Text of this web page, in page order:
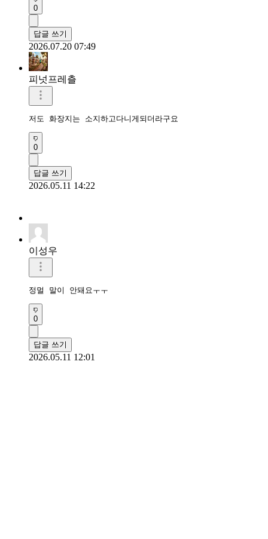
0
답글 쓰기
2026.07.20 07:49
피넛프레츨
저도 화장지는 소지하고다니게되더라구요
0
답글 쓰기
2026.05.11 14:22
이성우
정멀 말이 안돼요ㅜㅜ
0
답글 쓰기
2026.05.11 12:01